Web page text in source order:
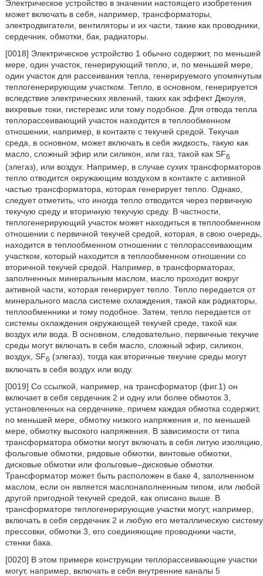
Электрическое устройство в значении настоящего изобретения
может включать в себя, например, трансформаторы,
электродвигатели, вентиляторы и их части, такие как проводники,
сердечник, обмотки, бак, радиаторы.
[0018] Электрическое устройство 1 обычно содержит, по меньшей
мере, один участок, генерирующий тепло, и, по меньшей мере,
один участок для рассеивания тепла, генерируемого упомянутым
теплогенерирующим участком. Тепло, в основном, генерируется
вследствие электрических явлений, таких как эффект Джоуля,
вихревые токи, гистерезис или тому подобное. Для отвода тепла
теплорассеивающий участок находится в теплообменном
отношении, например, в контакте с текучей средой. Текучая
среда, в основном, может включать в себя жидкость, такую как
масло, сложный эфир или силикон, или газ, такой как SF6
(элегаз), или воздух. Например, в случае сухих трансформаторов
тепло отводится окружающим воздухом в контакте с активной
частью трансформатора, которая генерирует тепло. Однако,
следует отметить, что иногда тепло отводится через первичную
текучую среду и вторичную текучую среду. В частности,
теплогенерирующий участок может находиться в теплообменном
отношении с первичной текучей средой, которая, в свою очередь,
находится в теплообменном отношении с теплорассеивающим
участком, который находится в теплообменном отношении со
вторичной текучей средой. Например, в трансформаторах,
заполненных минеральным маслом, масло проходит вокруг
активной части, которая генерирует тепло. Тепло передается от
минерального масла системе охлаждения, такой как радиаторы,
теплообменники и тому подобное. Затем, тепло передается от
системы охлаждения окружающей текучей среде, такой как
воздух или вода. В основном, следовательно, первичные текучие
среды могут включать в себя масло, сложный эфир, силикон,
воздух, SF6 (элегаз), тогда как вторичные текучие среды могут
включать в себя воздух или воду.
[0019] Со ссылкой, например, на трансформатор (фиг.1) он
включает в себя сердечник 2 и одну или более обмоток 3,
установленных на сердечнике, причем каждая обмотка содержит,
по меньшей мере, обмотку низкого напряжения и, по меньшей
мере, обмотку высокого напряжения. В зависимости от типа
трансформатора обмотки могут включать в себя литую изоляцию,
фольговые обмотки, рядовые обмотки, винтовые обмотки,
дисковые обмотки или фольговые–дисковые обмотки.
Трансформатор может быть расположен в баке 4, заполненном
маслом, если он является маслонаполненным типом, или любой
другой пригодной текучей средой, как описано выше. В
трансформаторе теплогенерирующие участки могут, например,
включать в себя сердечник 2 и любую его металлическую систему
прессовки, обмотки 3, его соединяющие проводники части,
стенки бака.
[0020] В этом примере конструкции теплорассеивающие участки
могут, например, включать в себя внутренние каналы 5